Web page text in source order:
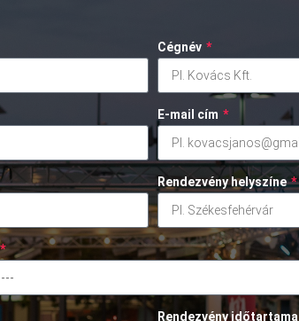
Cégnév *
E-mail cím *
Rendezvény helyszíne *
*
Rendezvény időtartama